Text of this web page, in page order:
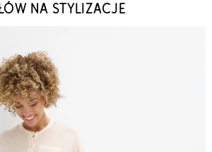
NA STYLIZACJE